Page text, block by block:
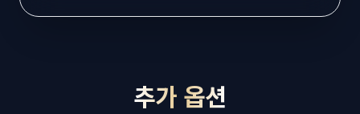
추가 옵션